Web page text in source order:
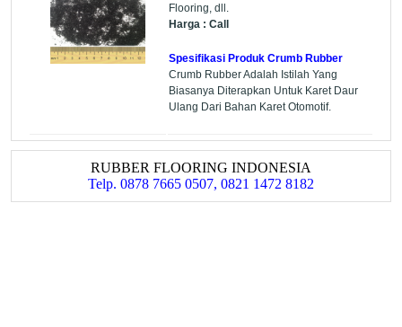
Flooring, dll.
Harga : Call
Spesifikasi Produk Crumb Rubber
Crumb Rubber Adalah Istilah Yang
Biasanya Diterapkan Untuk Karet Daur
Ulang Dari Bahan Karet Otomotif.
RUBBER FLOORING INDONESIA
Telp. 0878 7665 0507, 0821 1472 8182